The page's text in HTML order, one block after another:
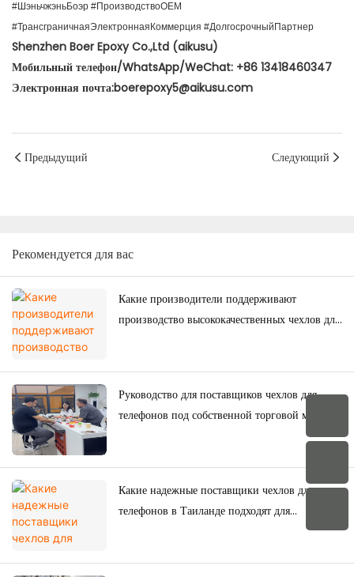
#ШэньчжэньБоэр #ПроизводствоOEM
#ТрансграничнаяЭлектроннаяКоммерция #ДолгосрочныйПартнер
Shenzhen Boer Epoxy Co.,Ltd (aikusu)
Мобильный телефон/WhatsApp/WeChat: +86 13418460347
Электронная почта:boerepoxy5@aikusu.com
Предыдущий Следующий
Рекомендуется для вас
Какие производители поддерживают
производство высококачественных чехлов для
Руководство для поставщиков чехлов для
телефонов под собственной торговой маркой:
Какие надежные поставщики чехлов для
телефонов в Таиланде подходят для